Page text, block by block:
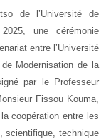
de l’Université de
une cérémonie
entre l’Université
Modernisation de la
par le Professeur
Fissou Kouma,
coopération entre les
scientifique, technique